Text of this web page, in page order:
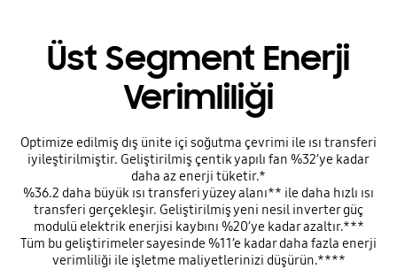
Üst Segment Enerji
Verimliliği
Optimize edilmiş dış ünite içi soğutma çevrimi ile ısı transferi
iyileştirilmiştir. Geliştirilmiş çentik yapılı fan %32’ye kadar
daha az enerji tüketir.*
%36.2 daha büyük ısı transferi yüzey alanı** ile daha hızlı ısı
transferi gerçekleşir. Geliştirilmiş yeni nesil inverter güç
modulü elektrik enerjisi kaybını %20’ye kadar azaltır.***
Tüm bu geliştirimeler sayesinde %11’e kadar daha fazla enerji
verimliliği ile işletme maliyetlerinizi düşürün.****